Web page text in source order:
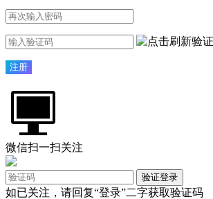
微信扫一扫关注
验证登录
如已关注，请回复“登录”二字获取验证码